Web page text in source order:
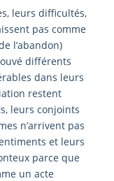
leurs difficultés,
pas comme
l’abandon)
différents
dans leurs
restent
leurs conjoints
n’arrivent pas
et leurs
parce que
un acte